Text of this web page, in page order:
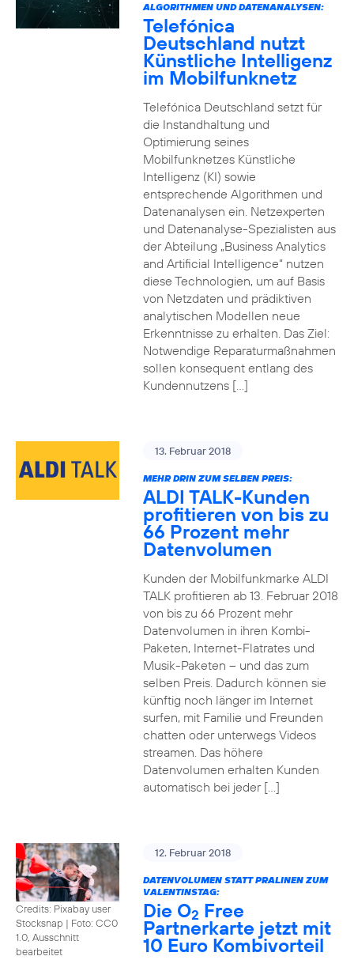
ALGORITHMEN UND DATENANALYSEN:
Telefónica
Deutschland nutzt
Künstliche Intelligenz
im Mobilfunknetz
Telefónica Deutschland setzt für
die Instandhaltung und
Optimierung seines
Mobilfunknetzes Künstliche
Intelligenz (KI) sowie
entsprechende Algorithmen und
Datenanalysen ein. Netzexperten
und Datenanalyse-Spezialisten aus
der Abteilung „Business Analytics
and Artificial Intelligence“ nutzen
diese Technologien, um auf Basis
von Netzdaten und prädiktiven
analytischen Modellen neue
Erkenntnisse zu erhalten. Das Ziel:
Notwendige Reparaturmaßnahmen
sollen konsequent entlang des
Kundennutzens […]
13. Februar 2018
MEHR DRIN ZUM SELBEN PREIS:
ALDI TALK-Kunden
profitieren von bis zu
66 Prozent mehr
Datenvolumen
Kunden der Mobilfunkmarke ALDI
TALK profitieren ab 13. Februar 2018
von bis zu 66 Prozent mehr
Datenvolumen in ihren Kombi-
Paketen, Internet-Flatrates und
Musik-Paketen – und das zum
selben Preis. Dadurch können sie
künftig noch länger im Internet
surfen, mit Familie und Freunden
chatten oder unterwegs Videos
streamen. Das höhere
Datenvolumen erhalten Kunden
automatisch bei jeder […]
Credits: Pixabay user
Stocksnap | Foto: CC0
1.0, Ausschnitt
bearbeitet
12. Februar 2018
DATENVOLUMEN STATT PRALINEN ZUM
VALENTINSTAG:
Die O2 Free
Partnerkarte jetzt mit
10 Euro Kombivorteil